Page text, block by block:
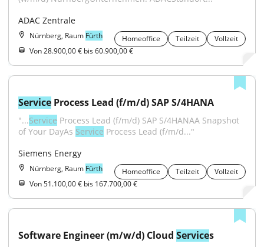
ADAC Zentrale
Nürnberg, Raum Fürth Homeoffice Teilzeit
Vollzeit
Von 28.900,00 € bis 60.900,00 €
Service Process Lead (f/m/d) SAP S/4HANA
"...Service Process Lead (f/m/d) SAP S/4HANAA Snapshot
of Your DayAs Service Process Lead (f/m/d..."
Siemens Energy
Nürnberg, Raum Fürth Homeoffice Teilzeit
Vollzeit
Von 51.100,00 € bis 167.700,00 €
Software Engineer (m/w/d) Cloud Services